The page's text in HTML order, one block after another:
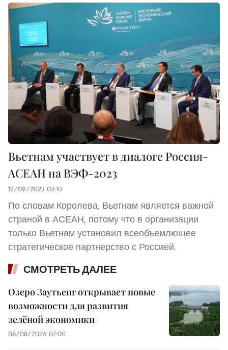
Вьетнам участвует в диалоге Россия-
АСЕАН на ВЭФ-2023
12/09/2023 03:10
По словам Королева, Вьетнам является важной
страной в АСЕАН, потому что в организации
только Вьетнам установил всеобъемлющее
стратегическое партнерство с Россией.
СМОТРЕТЬ ДАЛЕЕ
Озеро Заутьенг открывает новые
возможности для развития
зелёной экономики
08/08/2026 07:00